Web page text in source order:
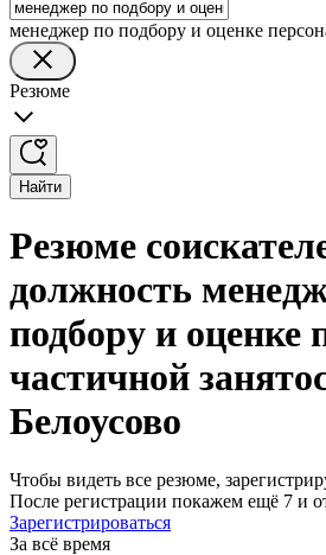
менеджер по подбору и оценке
Резюме
Найти
Резюме
должность
подбору и оценке
частичной
Белоусово
Чтобы видеть все резюме,
После регистрации покажем ещё 7 и
Зарегистрироваться
За всё время